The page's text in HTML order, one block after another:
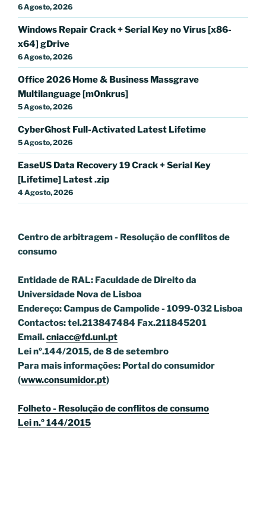
6 Agosto, 2026
Windows Repair Crack + Serial Key no Virus [x86-
x64] gDrive
6 Agosto, 2026
Office 2026 Home & Business Massgrave
Multilanguage [m0nkrus]
5 Agosto, 2026
CyberGhost Full-Activated Latest Lifetime
5 Agosto, 2026
EaseUS Data Recovery 19 Crack + Serial Key
[Lifetime] Latest .zip
4 Agosto, 2026
Centro de arbitragem - Resolução de conflitosde
consumo
Entidade de RAL: Faculdade de Direito da
Universidade Nova de Lisboa
Endereço: Campus de Campolide - 1099-032 Lisboa
Contactos: tel.213847484 Fax.211845201
Email.cniacc@fd.unl.pt
Lei nº.144/2015, de 8 de setembro
Para mais informações: Portal do consumidor
(www.consumidor.pt)
Folheto - Resolução de conflitos de consumo
Lei n.º 144/2015